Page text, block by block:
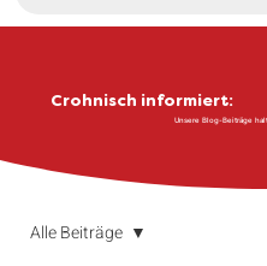
Crohnisch informiert:
Unsere Blog-Beiträge
Alle Beiträge